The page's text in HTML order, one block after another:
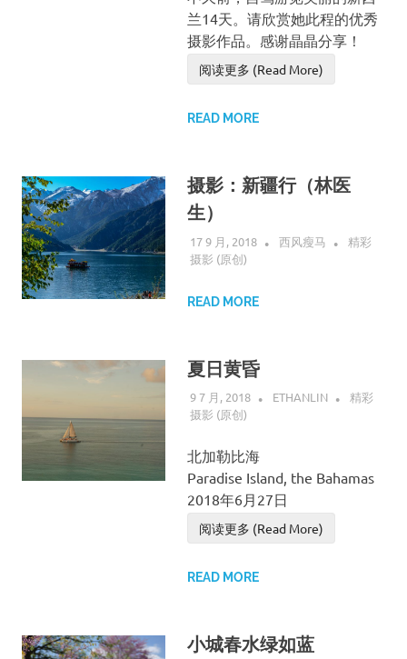
兰14天。请欣赏她此程的优秀
摄影作品。感谢晶晶分享！
阅读更多 (Read More)
READ MORE
摄影：新疆行（林医
生）
17 9 月, 2018 西风瘦马
精彩
摄影 (原创)
READ MORE
夏日黄昏
9 7 月, 2018 ETHANLIN
精彩
摄影 (原创)
北加勒比海
Paradise Island, the Bahamas
2018年6月27日
阅读更多 (Read More)
READ MORE
小城春水绿如蓝